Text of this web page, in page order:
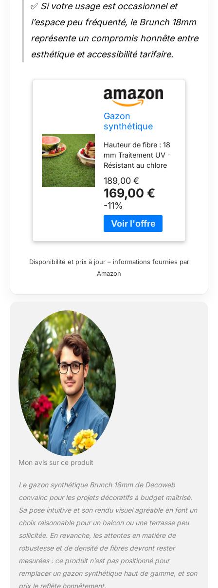
✅ Si votre usage est occasionnel et
l’espace peu fréquenté, le Brunch 18mm
représente un compromis honnête entre
esthétique et accessibilité tarifaire.
Gazon
synthétique
Rouleau de
3.00m x 6m
Hauteur de fibre : 18
mm Traitement UV -
Résistant au chlore
Poids du produit :
22.62 kg
189,00 €
169,00 €
-11%
Disponibilité et prix à jour – informations fournies par
Amazon
Mon avis sur ce produit
Le gazon synthétique Brunch 18mm de Decoweb
convainc pour les projets décoratifs à budget maîtrisé.
Sa pose intuitive et son rendu visuel agréable en font un
choix raisonnable pour un balcon ou une terrasse peu
sollicitée. En revanche, les attentes en matière de
robustesse et de densité de fibres devront rester
mesurées : ce produit n’est pas positionné pour
remplacer un gazon synthétique haut de gamme, et son
prix le reflète honnêtement.